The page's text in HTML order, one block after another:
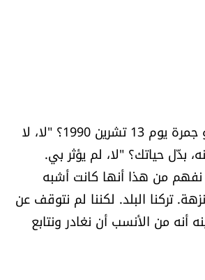
هل يتذكر عصام أبو جمرة يوم 13 تشرين 1990؟ "لا، لا
بدّل حياتك؟ "لا، لم يؤثر بي.
من هذا أنها كانت أشبه
تركنا البلد. لكننا لم نتوقف عن
أنه من الأنسب أن نغادر ونتابع